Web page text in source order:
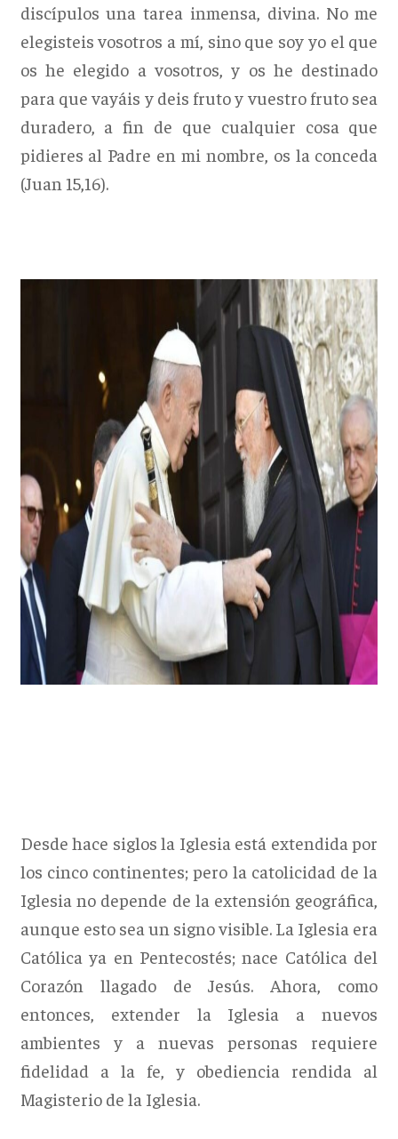
discípulos una tarea inmensa, divina. No me
elegisteis vosotros a mí, sino que soy yo el que
os he elegido a vosotros, y os he destinado
para que vayáis y deis fruto y vuestro fruto sea
duradero, a fin de que cualquier cosa que
pidieres al Padre en mi nombre, os la conceda
(Juan 15,16).
Desde hace siglos la Iglesia está extendida por
los cinco continentes; pero la catolicidad de la
Iglesia no depende de la extensión geográfica,
aunque esto sea un signo visible. La Iglesia era
Católica ya en Pentecostés; nace Católica del
Corazón llagado de Jesús. Ahora, como
entonces, extender la Iglesia a nuevos
ambientes y a nuevas personas requiere
fidelidad a la fe, y obediencia rendida al
Magisterio de la Iglesia.